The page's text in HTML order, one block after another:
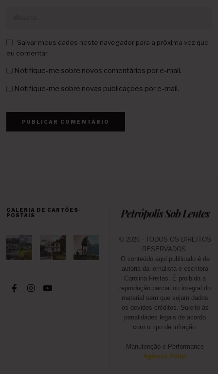
Salvar meus dados neste navegador para a próxima vez que
eu comentar.
Notifique-me sobre novos comentários por e-mail.
Notifique-me sobre novas publicações por e-mail.
GALERIA DE CARTÕES-
POSTAIS
© 2026 - TODOS OS DIREITOS
RESERVADOS.
O conteúdo aqui publicado é de
autoria da jornalista e escritora
Carolina Freitas. É proibida a
reprodução parcial ou integral do
material sem que sejam dados
os devidos créditos. Sujeito às
penalidades legais de acordo
com o tipo de infração.
Manutenção e Performance
Agência Pólen